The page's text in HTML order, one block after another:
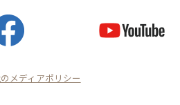
メディアポリシー